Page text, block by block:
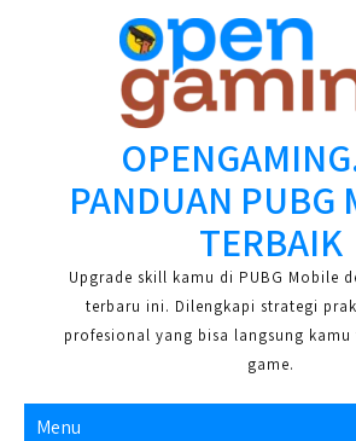
PANDUAN PUBG
TERBAIK
Upgrade skill kamu di PUBG Mobile
terbaru ini. Dilengkapi strategi
profesional yang bisa langsung
game.
Menu